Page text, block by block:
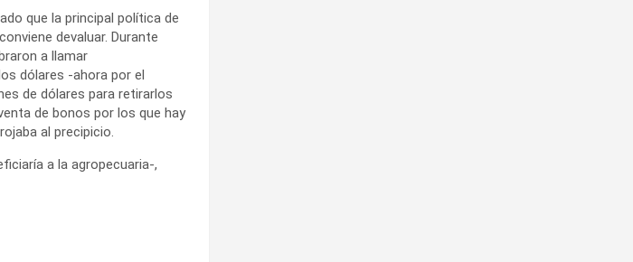
que la principal política de
devaluar. Durante
a llamar
dólares -ahora por el
de dólares para retirarlos
de bonos por los que hay
al precipicio.
a la agropecuaria-,